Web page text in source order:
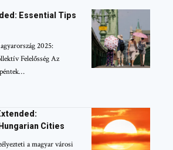
Essential Tips
2025:
Felelősség Az
Cities
a magyar városi